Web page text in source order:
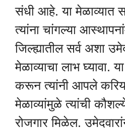
संधी आहे. या मेळाव्यात
त्यांना चांगल्या
जिल्ह्यातील सर्व अशा
मेळाव्याचा लाभ घ्यावा.
करून त्यांनी आपले
मेळाव्यांमुळे त्यांची
रोजगार मिळेल.